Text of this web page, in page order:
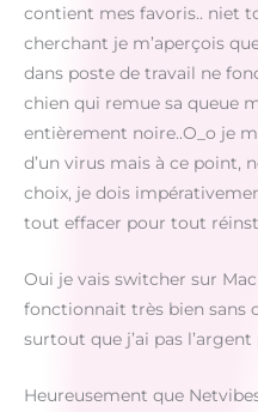
contient mes favoris.. niet
cherchant je m’aperçois
dans poste de travail ne
chien qui remue sa queue
entièrement noire..O_o je
d’un virus mais à ce point,
choix, je dois
tout effacer pour tout
Oui je vais switcher sur
fonctionnait très bien sans
surtout que j’ai pas l’argent
Heureusement que